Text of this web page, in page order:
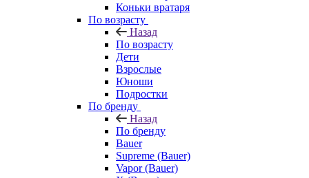
Коньки вратаря
По возрасту
Назад
По возрасту
Дети
Взрослые
Юноши
Подростки
По бренду
Назад
По бренду
Bauer
Supreme (Bauer)
Vapor (Bauer)